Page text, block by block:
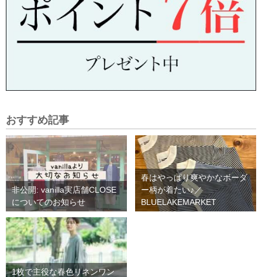
おすすめ記事
非公開: vanilla実店舗CLOSE
についてのお知らせ
春はやっぱり爽やかなボーダ
ー柄が着たい♪／
BLUELAKEMARKET
1枚で主役な春色リネンワン